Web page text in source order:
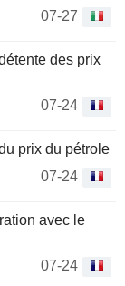
07-27
des prix
07-24
prix du pétrole
07-24
avec le
07-24